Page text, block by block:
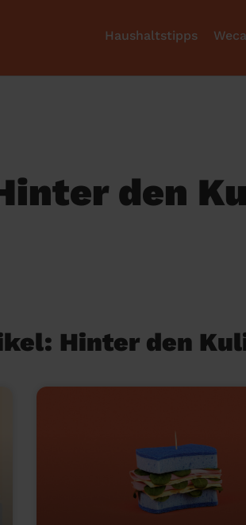
Haushaltstipps
den
Hinter den